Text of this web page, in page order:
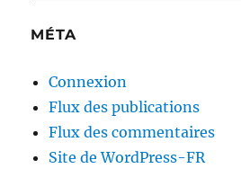
MÉTA
Connexion
Flux des publications
Flux des commentaires
Site de WordPress-FR